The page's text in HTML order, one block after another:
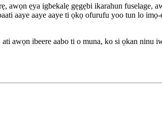
ẹya igbekalẹ gẹgẹbi ikarahun fuselage,
aaye aaye aaye ti ọkọ ofurufu yoo tun lo
awọn ibeere aabo ti o muna, ko si ọkan ninu